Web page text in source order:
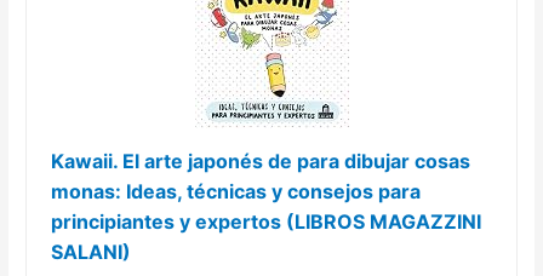
Kawaii. El arte japonés de para dibujar cosas
monas: Ideas, técnicas y consejos para
principiantes y expertos (LIBROS MAGAZZINI
SALANI)